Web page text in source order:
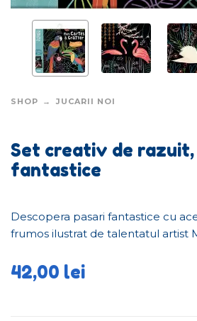
SHOP JUCARII NOI
Set creativ de razuit,
fantastice
Descopera pasari fantastice cu
frumos ilustrat de talentatul artist
42,00 lei